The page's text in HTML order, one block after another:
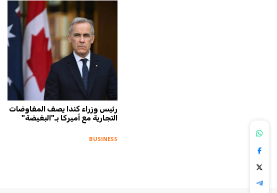
رئيس وزراء كندا يصف المفاوضات
التجارية مع أميركا بـ"البغيضة"
BUSINESS